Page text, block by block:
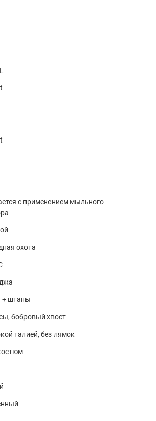
тепло в условиях низких температур.
с применением мыльного
охота
+ штаны
бобровый хвост
талией, без лямок